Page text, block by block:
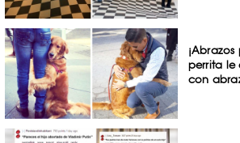
perrita
con